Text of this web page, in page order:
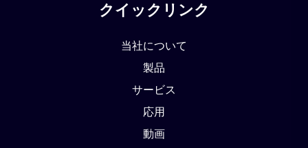
クイックリンク
当社について
製品
サービス
応用
動画